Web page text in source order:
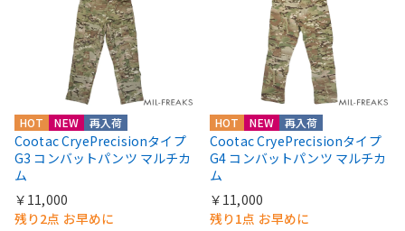
HOT NEW 再入荷
Cootac CryePrecisionタイプ
G3 コンバットパンツ マルチカ
ム
￥11,000
残り2点 お早めに
HOT NEW 再入荷
Cootac CryePrecisionタイプ
G4 コンバットパンツ マルチカ
ム
￥11,000
残り1点 お早めに